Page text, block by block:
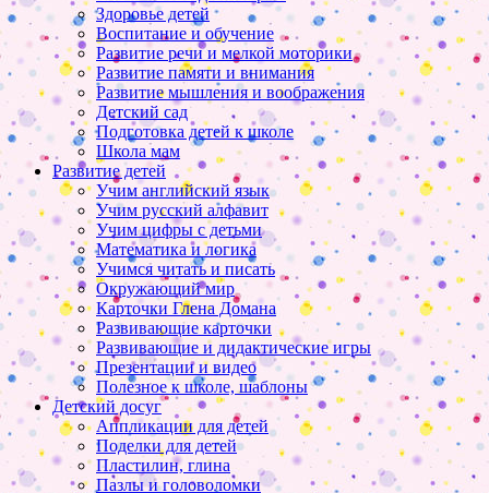
Здоровье детей
Воспитание и обучение
Развитие речи и мелкой моторики
Развитие памяти и внимания
Развитие мышления и воображения
Детский сад
Подготовка детей к школе
Школа мам
Развитие детей
Учим английский язык
Учим русский алфавит
Учим цифры с детьми
Математика и логика
Учимся читать и писать
Окружающий мир
Карточки Глена Домана
Развивающие карточки
Развивающие и дидактические игры
Презентации и видео
Полезное к школе, шаблоны
Детский досуг
Аппликации для детей
Поделки для детей
Пластилин, глина
Пазлы и головоломки